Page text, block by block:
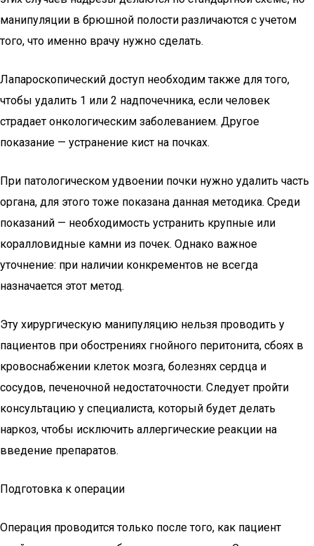
манипуляции в брюшной полости различаются с учетом
того, что именно врачу нужно сделать.
Лапароскопический доступ необходим также для того,
чтобы удалить 1 или 2 надпочечника, если человек
страдает онкологическим заболеванием. Другое
показание — устранение кист на почках.
При патологическом удвоении почки нужно удалить часть
органа, для этого тоже показана данная методика. Среди
показаний — необходимость устранить крупные или
коралловидные камни из почек. Однако важное
уточнение: при наличии конкрементов не всегда
назначается этот метод.
Эту хирургическую манипуляцию нельзя проводить у
пациентов при обострениях гнойного перитонита, сбоях в
кровоснабжении клеток мозга, болезнях сердца и
сосудов, печеночной недостаточности. Следует пройти
консультацию у специалиста, который будет делать
наркоз, чтобы исключить аллергические реакции на
введение препаратов.
Подготовка к операции
Операция проводится только после того, как пациент